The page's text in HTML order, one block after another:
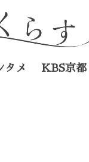
タメ KBS京都